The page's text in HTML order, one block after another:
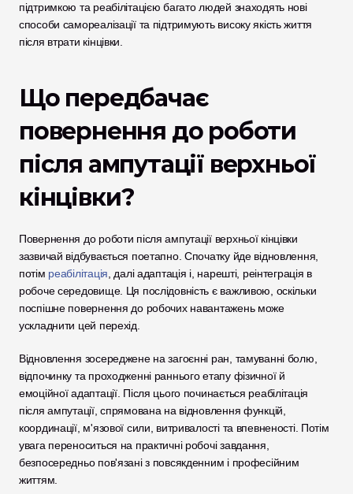
підтримкою та реабілітацією багато людей знаходять нові
способи самореалізації та підтримують високу якість життя
після втрати кінцівки.
Що передбачає
повернення до роботи
після ампутації верхньої
кінцівки?
Повернення до роботи після ампутації верхньої кінцівки
зазвичай відбувається поетапно. Спочатку йде відновлення,
потім реабілітація , далі адаптація і, нарешті, реінтеграція в
робоче середовище. Ця послідовність є важливою, оскільки
поспішне повернення до робочих навантажень може
ускладнити цей перехід.
Відновлення зосереджене на загоєнні ран, тамуванні болю,
відпочинку та проходженні раннього етапу фізичної й
емоційної адаптації. Після цього починається реабілітація
після ампутації, спрямована на відновлення функцій,
координації, м'язової сили, витривалості та впевненості. Потім
увага переноситься на практичні робочі завдання,
безпосередньо пов'язані з повсякденним і професійним
життям.